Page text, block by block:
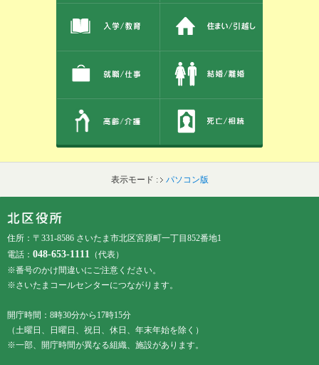
表示モード : パソコン版
住所：〒331-8586 さいたま市北区宮原町一丁目852番地1
電話： 048-653-1111 （代表）
※番号のかけ間違いにご注意ください。
※さいたまコールセンターにつながります。
開庁時間：8時30分から17時15分
（土曜日、日曜日、祝日、休日、年末年始を除く）
※一部、開庁時間が異なる組織、施設があります。